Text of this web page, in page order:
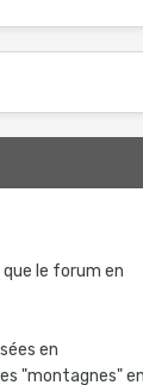
le forum en
en
"montagnes"